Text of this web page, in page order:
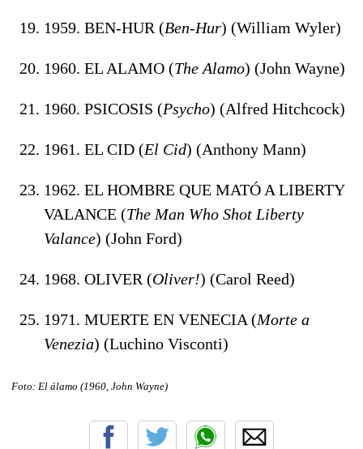
1959. BEN-HUR (Ben-Hur) (William Wyler)
1960. EL ALAMO (The Alamo) (John Wayne)
1960. PSICOSIS (Psycho) (Alfred Hitchcock)
1961. EL CID (El Cid) (Anthony Mann)
1962. EL HOMBRE QUE MATÓ A LIBERTY
VALANCE (The Man Who Shot Liberty
Valance) (John Ford)
1968. OLIVER (Oliver!) (Carol Reed)
1971. MUERTE EN VENECIA (Morte a
Venezia) (Luchino Visconti)
Foto: El álamo (1960, John Wayne)